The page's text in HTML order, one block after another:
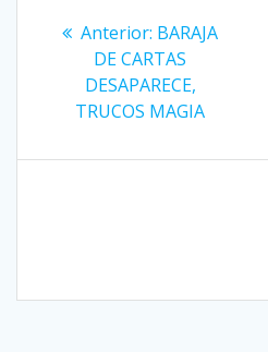
entradas
Anterior: Entrada
anterior:
BARAJA
DE CARTAS
DESAPARECE,
TRUCOS MAGIA